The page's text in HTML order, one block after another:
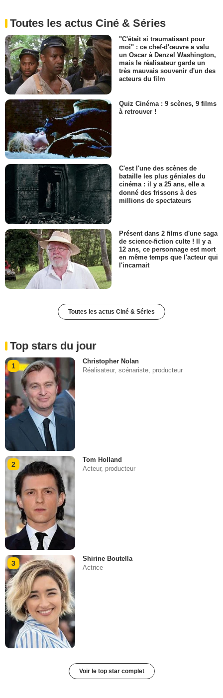
Toutes les actus Ciné & Séries
"C'était si traumatisant pour
moi" : ce chef-d'œuvre a valu
un Oscar à Denzel Washington,
mais le réalisateur garde un
très mauvais souvenir d'un des
acteurs du film
Quiz Cinéma : 9 scènes, 9 films
à retrouver !
C'est l'une des scènes de
bataille les plus géniales du
cinéma : il y a 25 ans, elle a
donné des frissons à des
millions de spectateurs
Présent dans 2 films d'une saga
de science-fiction culte ! Il y a
12 ans, ce personnage est mort
en même temps que l'acteur qui
l'incarnait
Toutes les actus Ciné & Séries
Top stars du jour
1
Christopher Nolan
Réalisateur, scénariste, producteur
2
Tom Holland
Acteur, producteur
3
Shirine Boutella
Actrice
Voir le top star complet